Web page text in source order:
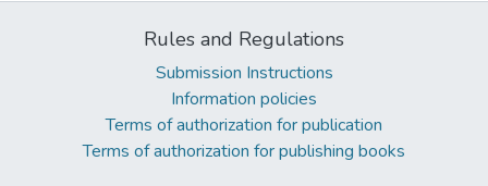
Rules and Regulations
Submission Instructions
Information policies
Terms of authorization for publication
Terms of authorization for publishing books